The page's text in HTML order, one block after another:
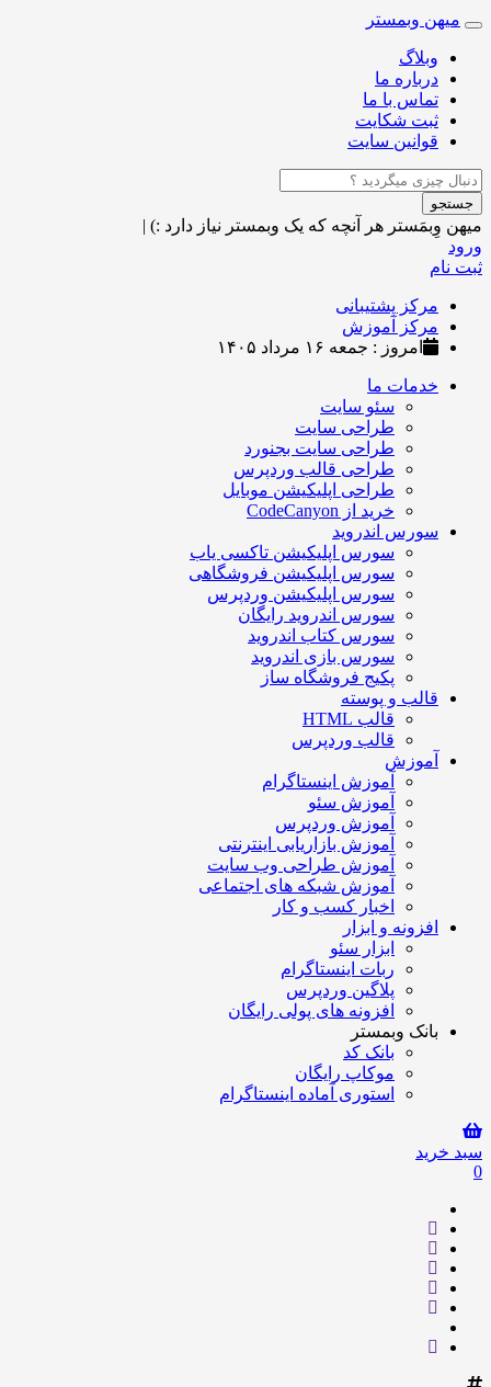
Toggle
navigation
میهن وبمستر
وبلاگ
درباره ما
تماس با ما
ثبت شکایت
قوانین سایت
جستجو
میهن وِبمَستر هر آنچه که یک وبمستر نیاز دارد :) |
ورود
ثبت نام
مرکز پشتیبانی
مرکز آموزش
امروز : جمعه ۱۶ مرداد ۱۴۰۵
خدمات ما
سئو سایت
طراحی سایت
طراحی سایت بجنورد
طراحی قالب وردپرس
طراحی اپلیکیشن موبایل
خرید از CodeCanyon
سورس اندروید
سورس اپلیکیشن تاکسی یاب
سورس اپلیکیشن فروشگاهی
سورس اپلیکیشن وردپرس
سورس اندروید رایگان
سورس کتاب اندروید
سورس بازی اندروید
پکیج فروشگاه ساز
قالب و پوسته
قالب HTML
قالب وردپرس
آموزش
آموزش اینستاگرام
آموزش سئو
آموزش وردپرس
آموزش بازاریابی اینترنتی
آموزش طراحی وب سایت
آموزش شبکه های اجتماعی
اخبار کسب و کار
افزونه و ابزار
ابزار سئو
ربات اینستاگرام
پلاگین وردپرس
افزونه های پولی رایگان
بانک وبمستر
بانک کد
موکاپ رایگان
استوری آماده اینستاگرام
سبد خرید
0